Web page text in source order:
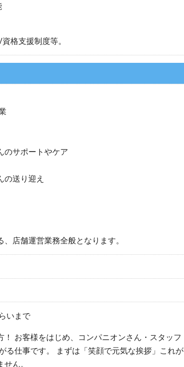
格支援制度等。
のサポートやケア
の送り迎え
店舗運営業務全般となります。
いまで
！ お客様をはじめ、コンパニオンさん・スタッフ
る仕事です。 まずは「笑顔で元気な挨拶」これが
ん。